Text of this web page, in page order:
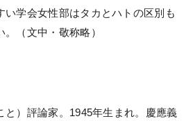
い学会女性部はタカとハトの区別も
（文中・敬称略）
）評論家。1945年生まれ。慶應義